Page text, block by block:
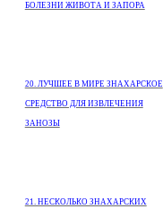
БОЛЕЗНИ ЖИВОТА И ЗАПОРА
20. ЛУЧШЕЕ В МИРЕ ЗНАХАРСКОЕ
СРЕДСТВО ДЛЯ ИЗВЛЕЧЕНИЯ
ЗАНОЗЫ
21. НЕСКОЛЬКО ЗНАХАРСКИХ